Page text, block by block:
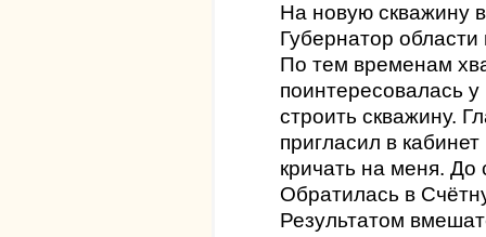
На новую скважину
Губернатор
По тем временам
поинтересовалась у
строить скважину.
пригласил в
кричать на меня. До
Обратилась в
Результатом